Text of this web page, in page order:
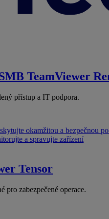
TeamViewer
přístup a IT podpora.
okamžitou a bezpečnou
a spravujte zařízení
Tensor
pro zabezpečené operace.